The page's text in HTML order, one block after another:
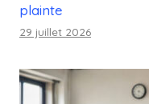
plainte
29 juillet 2026